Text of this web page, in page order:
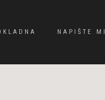
NAPIŠTE MI